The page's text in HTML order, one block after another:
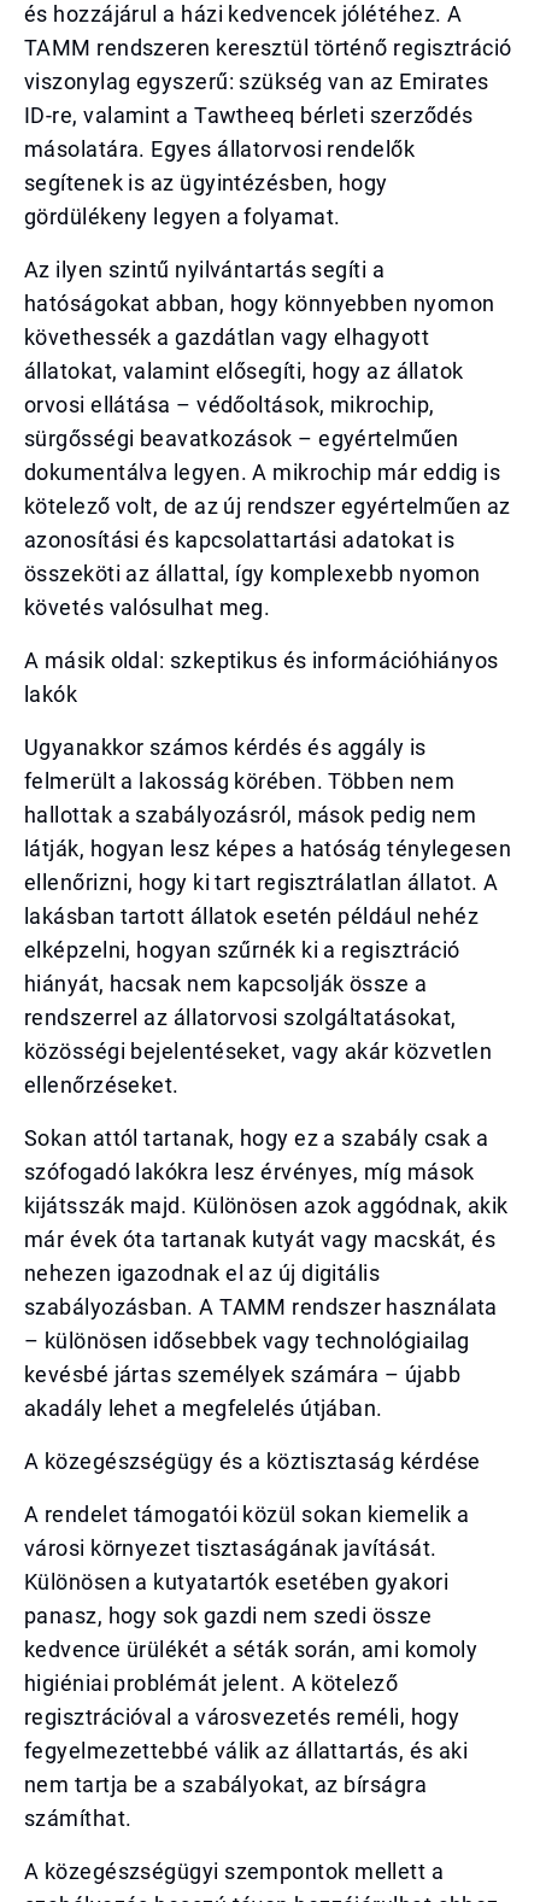
és hozzájárul a házi kedvencek jólétéhez. A
TAMM rendszeren keresztül történő regisztráció
viszonylag egyszerű: szükség van az Emirates
ID-re, valamint a Tawtheeq bérleti szerződés
másolatára. Egyes állatorvosi rendelők
segítenek is az ügyintézésben, hogy
gördülékeny legyen a folyamat.
Az ilyen szintű nyilvántartás segíti a
hatóságokat abban, hogy könnyebben nyomon
követhessék a gazdátlan vagy elhagyott
állatokat, valamint elősegíti, hogy az állatok
orvosi ellátása – védőoltások, mikrochip,
sürgősségi beavatkozások – egyértelműen
dokumentálva legyen. A mikrochip már eddig is
kötelező volt, de az új rendszer egyértelműen az
azonosítási és kapcsolattartási adatokat is
összeköti az állattal, így komplexebb nyomon
követés valósulhat meg.
A másik oldal: szkeptikus és információhiányos
lakók
Ugyanakkor számos kérdés és aggály is
felmerült a lakosság körében. Többen nem
hallottak a szabályozásról, mások pedig nem
látják, hogyan lesz képes a hatóság ténylegesen
ellenőrizni, hogy ki tart regisztrálatlan állatot. A
lakásban tartott állatok esetén például nehéz
elképzelni, hogyan szűrnék ki a regisztráció
hiányát, hacsak nem kapcsolják össze a
rendszerrel az állatorvosi szolgáltatásokat,
közösségi bejelentéseket, vagy akár közvetlen
ellenőrzéseket.
Sokan attól tartanak, hogy ez a szabály csak a
szófogadó lakókra lesz érvényes, míg mások
kijátsszák majd. Különösen azok aggódnak, akik
már évek óta tartanak kutyát vagy macskát, és
nehezen igazodnak el az új digitális
szabályozásban. A TAMM rendszer használata
– különösen idősebbek vagy technológiailag
kevésbé jártas személyek számára – újabb
akadály lehet a megfelelés útjában.
A közegészségügy és a köztisztaság kérdése
A rendelet támogatói közül sokan kiemelik a
városi környezet tisztaságának javítását.
Különösen a kutyatartók esetében gyakori
panasz, hogy sok gazdi nem szedi össze
kedvence ürülékét a séták során, ami komoly
higiéniai problémát jelent. A kötelező
regisztrációval a városvezetés reméli, hogy
fegyelmezettebbé válik az állattartás, és aki
nem tartja be a szabályokat, az bírságra
számíthat.
A közegészségügyi szempontok mellett a